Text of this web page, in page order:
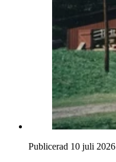
Publicerad 10 juli 2026